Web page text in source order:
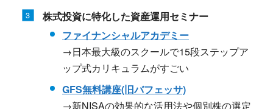
株式投資に特化した資産運用セミナー
ファイナンシャルアカデミー
→日本最大級のスクールで15段ステップア
ップ式カリキュラムがすごい
GFS無料講座(旧バフェッサ)
→新NISAの効果的な活用法や個別株の選定